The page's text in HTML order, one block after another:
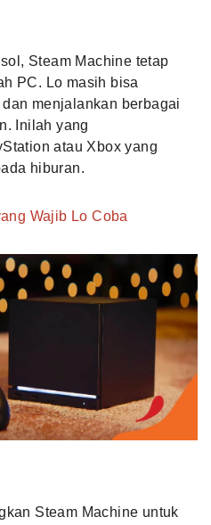
Steam Machine tetap
PC. Lo masih bisa
menjalankan berbagai
Inilah yang
atau Xbox yang
hiburan.
Wajib Lo Coba
Steam Machine untuk